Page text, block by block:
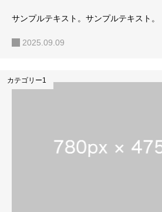
サンプルテキスト。サンプルテキスト。
2025.09.09
カテゴリー1